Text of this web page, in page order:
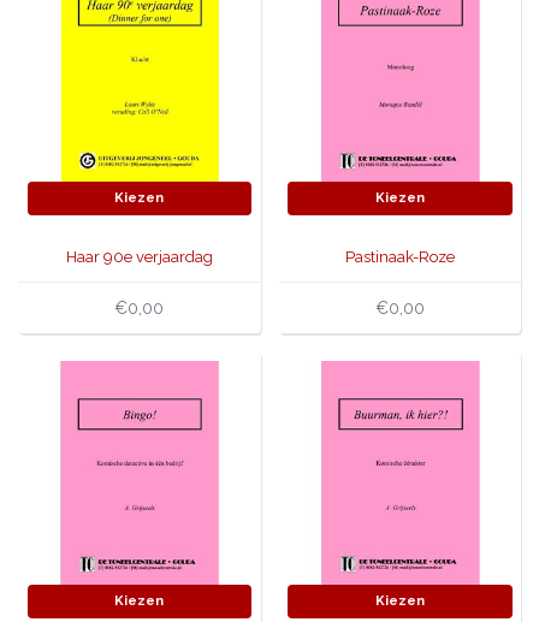
Kiezen
Haar 90e verjaardag
€0,00
Kiezen
Pastinaak-Roze
€0,00
Kiezen Kiezen